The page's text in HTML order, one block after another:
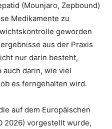
(Mounjaro, Zepbound)
Medikamente zu
geworden
aus der Praxis
nur darin besteht,
darin, wie viel
es ferngehalten wird.
auf dem Europäischen
2026) vorgestellt wurde,